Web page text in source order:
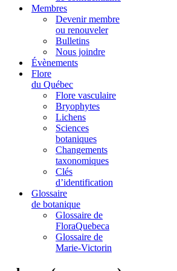
Membres
Devenir membre
ou renouveler
Bulletins
Nous joindre
Évènements
Flore
du Québec
Flore vasculaire
Bryophytes
Lichens
Sciences
botaniques
Changements
taxonomiques
Clés
d’identification
Glossaire
de botanique
Glossaire de
FloraQuebeca
Glossaire de
Marie-Victorin